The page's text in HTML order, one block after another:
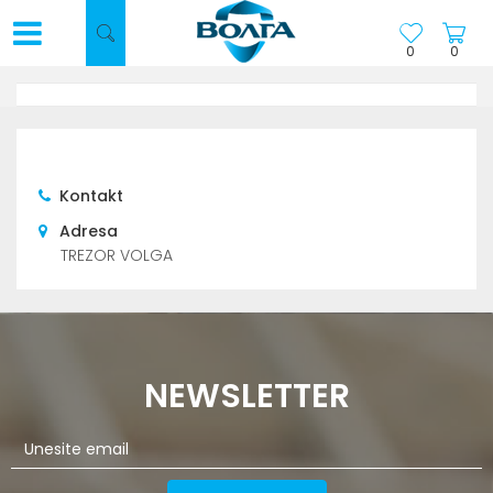
0
0
Kontakt
Adresa
TREZOR VOLGA
NEWSLETTER